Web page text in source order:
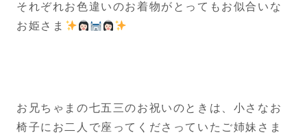
それぞれお色違いのお着物がとってもお似合いな
お姫さま
お兄ちゃまの七五三のお祝いのときは、小さなお
椅子にお二人で座ってくださっていたご姉妹さま